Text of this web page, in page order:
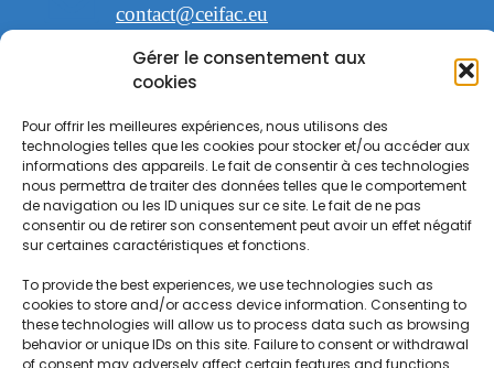
Gérer le consentement aux
cookies
Pour offrir les meilleures expériences, nous utilisons des
technologies telles que les cookies pour stocker et/ou accéder aux
informations des appareils. Le fait de consentir à ces technologies
nous permettra de traiter des données telles que le comportement
de navigation ou les ID uniques sur ce site. Le fait de ne pas
consentir ou de retirer son consentement peut avoir un effet négatif
sur certaines caractéristiques et fonctions.
To provide the best experiences, we use technologies such as
cookies to store and/or access device information. Consenting to
these technologies will allow us to process data such as browsing
behavior or unique IDs on this site. Failure to consent or withdrawal
of consent may adversely affect certain features and functions.
contact@ceifac.eu
espace Saint Georges
47 avenue de la Forêt noire 67000
Strasbourg